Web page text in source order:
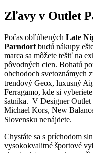
Zľavy v Outlet
Počas obľúbených Late
Parndorfbudú nákupy
marca sa môžete tešiť na
pôvodných cien. Bohatú
obchodoch svetoznámych
trendový Geox, luxusný
Ferragamo, kde si
šatníka. V Designer Outlet
Michael Kors, New
Slovensku nenájdete.
Chystáte sa s príchodom
vysokokvalitné športové